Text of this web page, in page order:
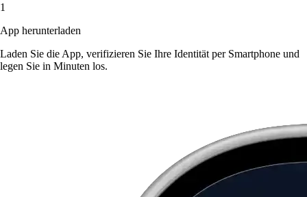
1
App herunterladen
Laden Sie die App, verifizieren Sie Ihre Identität per Smartphone und
legen Sie in Minuten los.